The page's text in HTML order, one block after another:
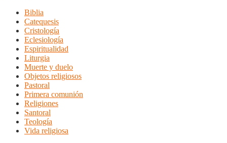
Biblia
Catequesis
Cristología
Eclesiología
Espiritualidad
Liturgia
Muerte y duelo
Objetos religiosos
Pastoral
Primera comunión
Religiones
Santoral
Teología
Vida religiosa